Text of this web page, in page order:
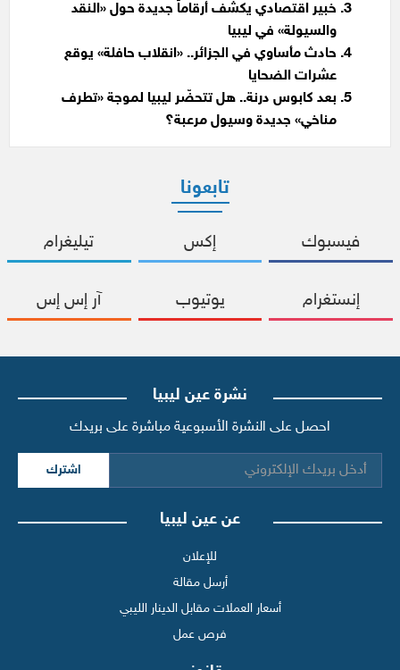
خبير اقتصادي يكشف أرقاماً جديدة حول «النقد
والسيولة» في ليبيا
حادث مأساوي في الجزائر.. «انقلاب حافلة» يوقع
عشرات الضحايا
بعد كابوس درنة.. هل تتحضّر ليبيا لموجة «تطرف
مناخي» جديدة وسيول مرعبة؟
تابعونا
فيسبوك إكس تيليغرام
إنستغرام يوتيوب آر إس إس
نشرة عين ليبيا
احصل على النشرة الأسبوعية مباشرة على بريدك
اشترك
عن عين ليبيا
للإعلان
أرسل مقالة
أسعار العملات مقابل الدينار الليبي
فرص عمل